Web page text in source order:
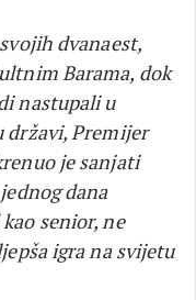
dvanaest,
Barama, dok
nastupali u
Premijer
je sanjati
dana
senior, ne
igra na svijetu